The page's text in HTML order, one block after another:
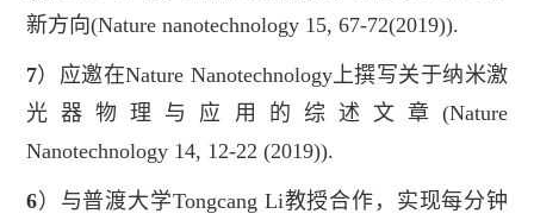
新方向(Nature nanotechnology 15, 67-72(2019)).
7）应邀在Nature Nanotechnology上撰写关于纳米激
光器物理与应用的综述文章(Nature
Nanotechnology 14, 12-22 (2019)).
6）与普渡大学Tongcang Li教授合作，实现每分钟